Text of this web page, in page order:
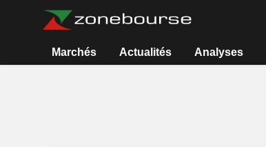
Marchés Actualités Analyses